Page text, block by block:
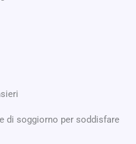
di soggiorno per soddisfare